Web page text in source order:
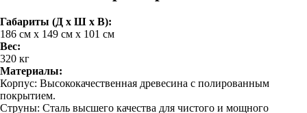
Габариты (Д x Ш x В):
186 см x 149 см x 101 см
Вес:
320 кг
Материалы:
Корпус: Высококачественная древесина с полированным
покрытием.
Струны: Сталь высшего качества для чистого и мощного